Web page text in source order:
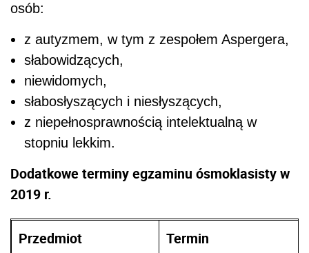
osób:
z autyzmem, w tym z zespołem Aspergera,
słabowidzących,
niewidomych,
słabosłyszących i niesłyszących,
z niepełnosprawnością intelektualną w
stopniu lekkim.
Dodatkowe terminy egzaminu ósmoklasisty w
2019 r.
Przedmiot
Termin